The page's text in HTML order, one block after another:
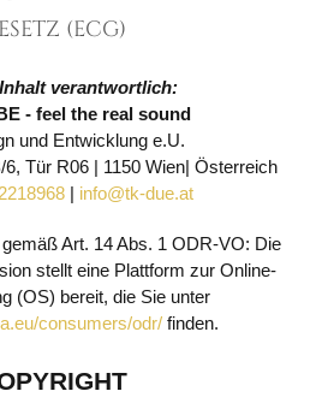
(ECG)
verantwortlich:
- feel the real sound
und Entwicklung e.U.
Tür R06 | 1150 Wien| Österreich
| info@tk-due.at
Art. 14 Abs. 1 ODR-VO: Die
stellt eine Plattform zur Online-
(OS) bereit, die Sie unter
consumers/odr/finden.